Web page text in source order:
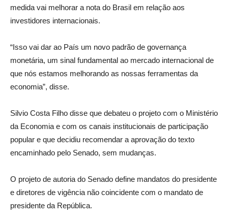
medida vai melhorar a nota do Brasil em relação aos
investidores internacionais.
“Isso vai dar ao País um novo padrão de governança
monetária, um sinal fundamental ao mercado internacional de
que nós estamos melhorando as nossas ferramentas da
economia”, disse.
Silvio Costa Filho disse que debateu o projeto com o Ministério
da Economia e com os canais institucionais de participação
popular e que decidiu recomendar a aprovação do texto
encaminhado pelo Senado, sem mudanças.
O projeto de autoria do Senado define mandatos do presidente
e diretores de vigência não coincidente com o mandato de
presidente da República.